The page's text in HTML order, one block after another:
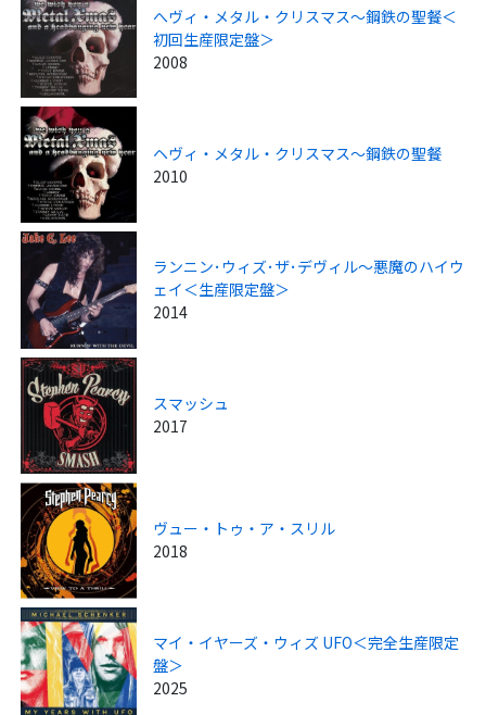
へヴィ・メタル・クリスマス～鋼鉄の聖餐＜
初回生産限定盤＞
2008
ヘヴィ・メタル・クリスマス～鋼鉄の聖餐
2010
ランニン･ウィズ･ザ･デヴィル～悪魔のハイウ
ェイ＜生産限定盤＞
2014
スマッシュ
2017
ヴュー・トゥ・ア・スリル
2018
マイ・イヤーズ・ウィズ UFO＜完全生産限定
盤＞
2025